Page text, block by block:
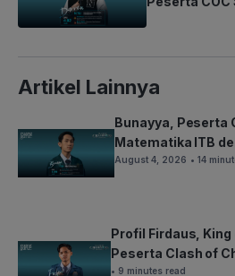
Artikel Lainnya
Bunayya, Peserta
Matematika ITB
August 4, 2026 • 14
Profil Firdaus,
Peserta Clash of
• 9 minutes read